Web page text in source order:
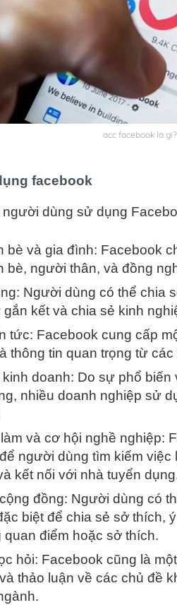
acc facebook là gì?
facebook
dùng sử dụng
bè và gia đình: Facebook
bè, người thân, và đồng
Người dùng có thể chia
kết và chia sẻ kinh
tức: Facebook cung cấp
thông tin quan trọng từ
doanh: Do sự phổ
nhiều doanh nghiệp sử
và cơ hội nghề nghiệp:
người dùng tìm kiếm
kết nối với nhà tuyển
đồng: Người dùng có
biệt để chia sẻ sở thích,
điểm hoặc sở thích.
hỏi: Facebook cũng là
thảo luận về các chủ đề